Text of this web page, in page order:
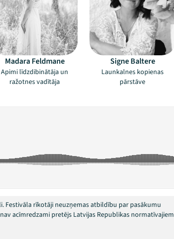
Madara Feldmane
Apimi līdzdibinātāja un
ražotnes vadītāja
Signe Baltere
Launkalnes kopienas
pārstāve
Festivāla rīkotāji neuzņemas atbildību par pasākumu
acīmredzami pretējs Latvijas Republikas normatīvajiem